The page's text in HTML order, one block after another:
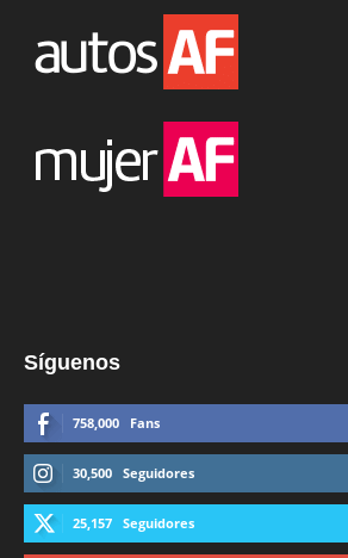
Síguenos
758,000 Fans
30,500 Seguidores
25,157 Seguidores